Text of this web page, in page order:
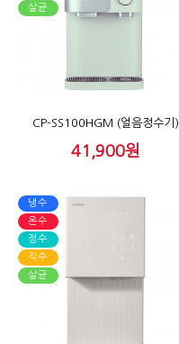
CP-SS100HGM (얼음정수기)
41,900원
살균
냉수
온수
정수
직수
살균